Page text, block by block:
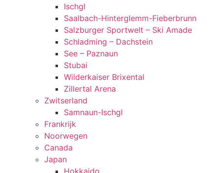
Ischgl
Saalbach-Hinterglemm-Fieberbrunn
Salzburger Sportwelt – Ski Amade
Schladming – Dachstein
See – Paznaun
Stubai
Wilderkaiser Brixental
Zillertal Arena
Zwitserland
Samnaun-Ischgl
Frankrijk
Noorwegen
Canada
Japan
Hokkaido